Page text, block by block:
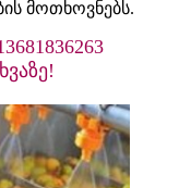
მოთხოვნებს.